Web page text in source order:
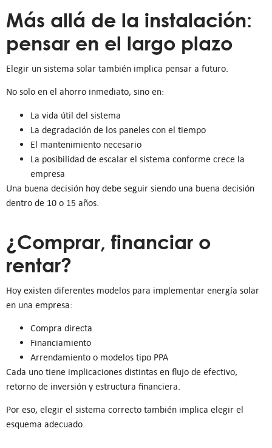
Más allá de la instalación:
pensar en el largo plazo
Elegir un sistema solar también implica pensar a futuro.
No solo en el ahorro inmediato, sino en:
La vida útil del sistema
La degradación de los paneles con el tiempo
El mantenimiento necesario
La posibilidad de escalar el sistema conforme crece la
empresa
Una buena decisión hoy debe seguir siendo una buena decisión
dentro de 10 o 15 años.
¿Comprar, financiar o
rentar?
Hoy existen diferentes modelos para implementar energía solar
en una empresa:
Compra directa
Financiamiento
Arrendamiento o modelos tipo PPA
Cada uno tiene implicaciones distintas en flujo de efectivo,
retorno de inversión y estructura financiera.
Por eso, elegir el sistema correcto también implica elegir el
esquema adecuado.